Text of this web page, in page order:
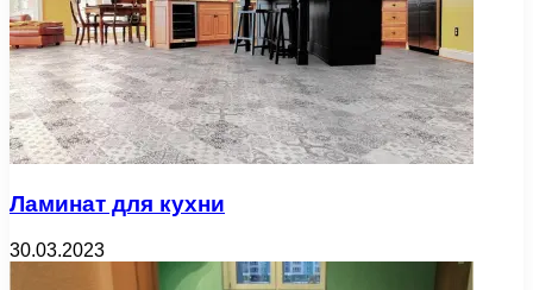
Ламинат для кухни
30.03.2023